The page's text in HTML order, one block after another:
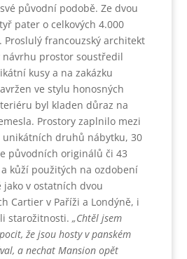
původní podobě. Ze dvou
pater o celkových 4.000
Proslulý francouzský architekt
návrhu prostor soustředil
kusy a na zakázku
ve stylu honosných
byl kladen důraz na
Prostory zaplnilo mezi
unikátních druhů nábytku, 30
původních originálů či 43
kůží použitých na ozdobení
v ostatních dvou
Cartier v Paříži a Londýně, i
starožitnosti. „Chtěl jsem
že jsou hosty v panském
a nechat Mansion opět